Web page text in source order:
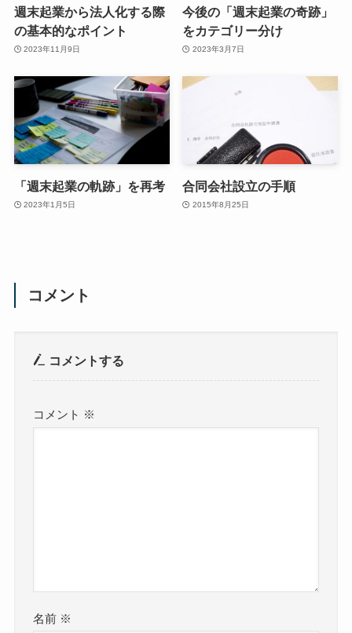
週末起業から法人化する際
の基本的なポイント
2023年11月9日
今後の「週末起業の奇跡」
をカテゴリー分け
2023年3月7日
「週末起業の軌跡」を再考
2023年1月5日
合同会社設立の手順
2015年8月25日
コメント
コメントする
コメント ※
名前 ※